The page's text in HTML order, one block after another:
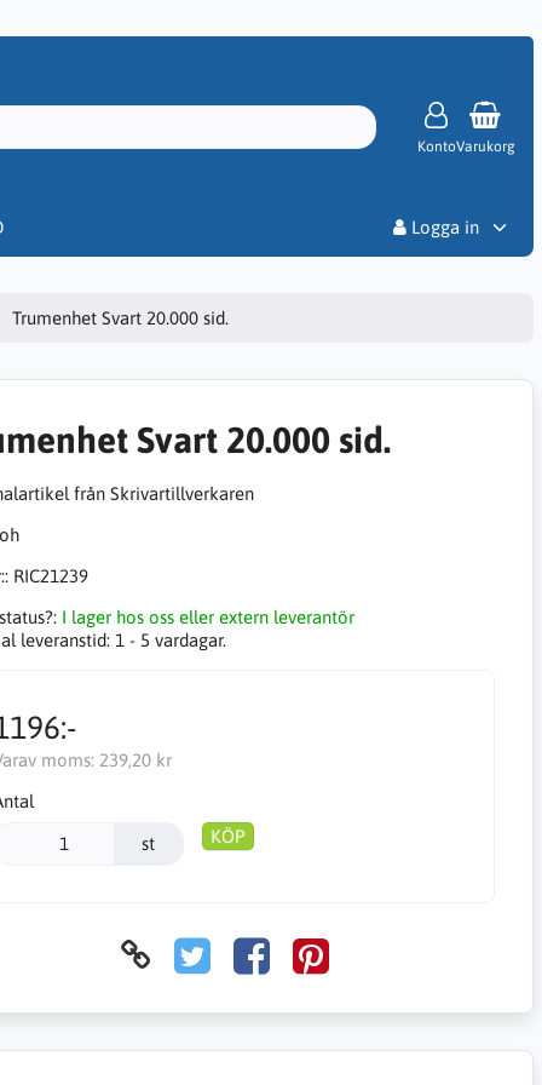
KontoVarukorg
Logga in
Trumenhet Svart 20.000 sid.
Svart 20.000 sid.
från Skrivartillverkaren
RIC21239
I lager hos oss eller extern leverantör
leveranstid: 1 - 5 vardagar.
moms: 239,20 kr
st KÖP